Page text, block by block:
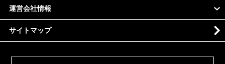
運営会社情報
サイトマップ